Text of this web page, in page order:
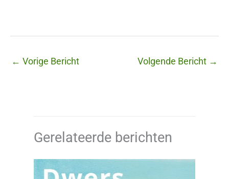
← Vorige Bericht Volgende Bericht →
Gerelateerde berichten